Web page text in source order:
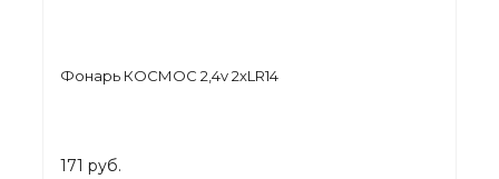
Фонарь КОСМОС 2,4v 2хLR14
171 руб.